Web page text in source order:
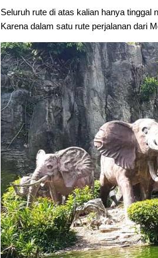
Seluruh rute di atas kalian hanya tinggal
Karena dalam satu rute perjalanan dari